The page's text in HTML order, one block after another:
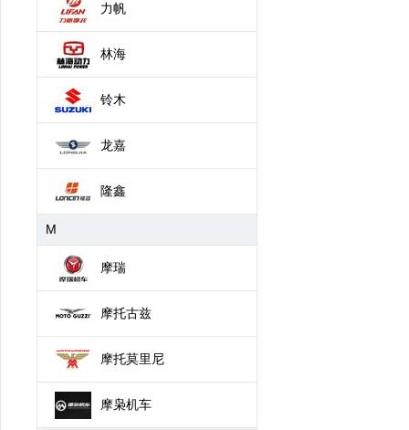
力帆
林海
铃木
龙嘉
隆鑫
M
摩瑞
摩托古兹
摩托莫里尼
摩枭机车